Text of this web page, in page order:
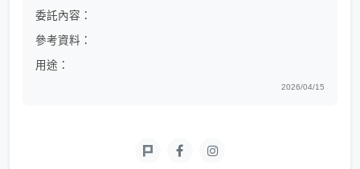
委託內容：
參考資料：
用途：
2026/04/15